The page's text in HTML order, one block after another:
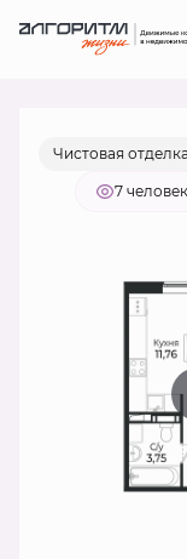
2-
от 33 149 руб./
Чистовая отделка
7 человек